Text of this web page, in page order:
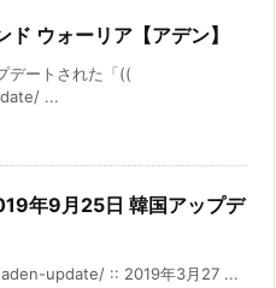
ウォーリア【アデン】
デートされた「((
...
年9月25日 韓国アップデ
update/ :: 2019年3月27 ...